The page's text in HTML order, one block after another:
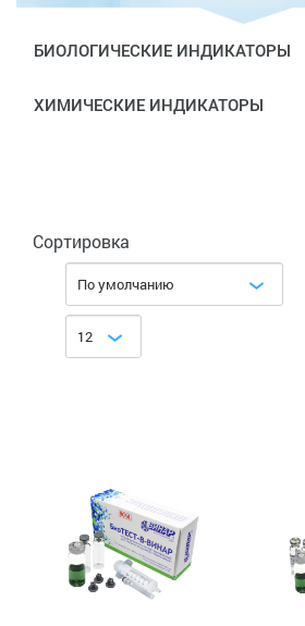
БИОЛОГИЧЕСКИЕ ИНДИКАТОРЫ
ХИМИЧЕСКИЕ ИНДИКАТОРЫ
Сортировка
По умолчанию
12